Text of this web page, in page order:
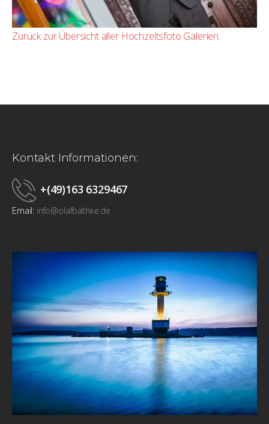
Zurück zur Übersicht aller Hochzeitsfoto Galerien.
Kontakt Informationen:
+(49)163 6329467
Email: info@olafbathke.de